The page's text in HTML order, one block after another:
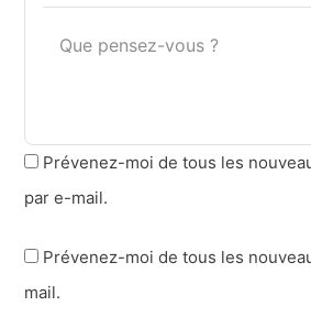
Prévenez-moi de tous les
par e-mail.
Prévenez-moi de tous les
mail.